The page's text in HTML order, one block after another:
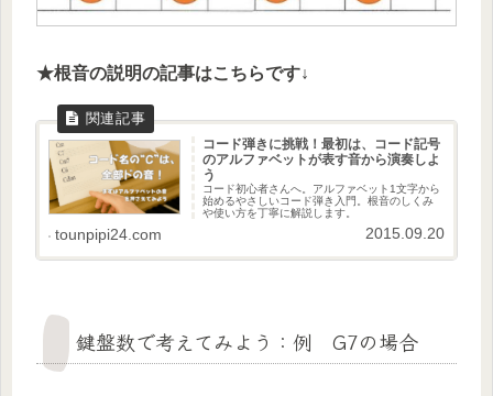
★根音の説明の記事はこちらです↓
コード弾きに挑戦！最初は、コード記号
のアルファベットが表す音から演奏しよ
う
コード初心者さんへ。アルファベット1文字から
始めるやさしいコード弾き入門。根音のしくみ
や使い方を丁寧に解説します。
tounpipi24.com 2015.09.20
鍵盤数で考えてみよう：例 G7の場合